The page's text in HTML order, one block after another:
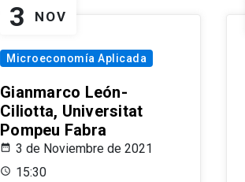
3 NOV
Microeconomía Aplicada
Gianmarco León-
Ciliotta, Universitat
Pompeu Fabra
3 de Noviembre de 2021
15:30